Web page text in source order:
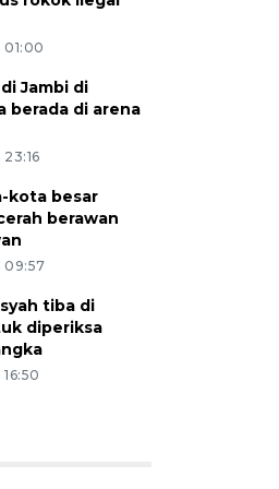
Jambi di
berada di arena
kota besar
berawan
09:57
tiba di
diperiksa